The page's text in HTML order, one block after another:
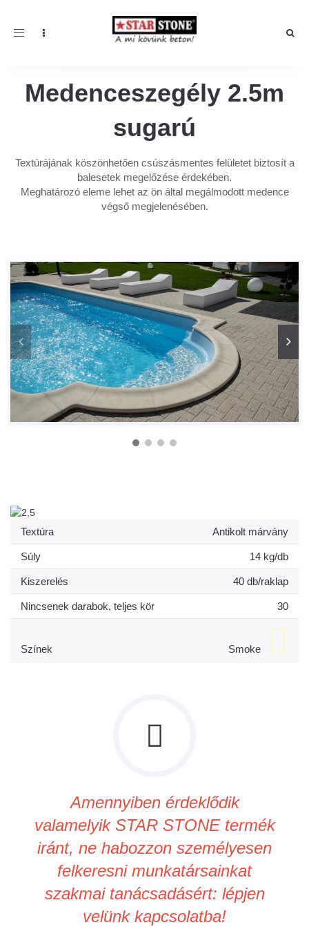
Toggle navigation
Medenceszegély 2.5m
sugarú
Textúrájának köszönhetően csúszásmentes felületet biztosít a
balesetek megelőzése érdekében.
Meghatározó eleme lehet az ön által megálmodott medence
végső megjelenésében.
Textúra Antikolt márvány
Súly 14 kg/db
Kiszerelés 40 db/raklap
Nincsenek darabok, teljes kör 30
Színek Smoke
Amennyiben érdeklődik
valamelyik STAR STONE termék
iránt, ne habozzon személyesen
felkeresni munkatársainkat
szakmai tanácsadásért: lépjen
velünk kapcsolatba!